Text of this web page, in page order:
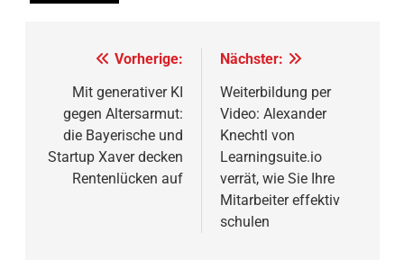
Beitragsnavigation
Vorherige:
Mit generativer KI
gegen Altersarmut:
die Bayerische und
Startup Xaver decken
Rentenlücken auf
Nächster:
Weiterbildung per
Video: Alexander
Knechtl von
Learningsuite.io
verrät, wie Sie Ihre
Mitarbeiter effektiv
schulen